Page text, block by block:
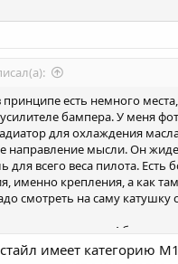
принципе есть немного
бампера. У меня
для охлаждения
направление мысли. Он
для всего веса пилота.
именно крепления, а как
смотреть на саму катушку
- передние 4 болта
более мощные точки
имеет категорию